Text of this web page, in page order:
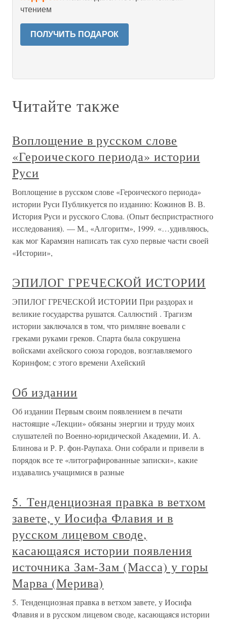
чтением
ПОЛУЧИТЬ ПОДАРОК
Читайте также
Воплощение в русском слове
«Героического периода» истории
Руси
Воплощение в русском слове «Героического периода»
истории Руси Публикуется по изданию: Кожинов В. В.
История Руси и русского Слова. (Опыт беспристрастного
исследования). — М., «Алгоритм», 1999. «…удивляюсь,
как мог Карамзин написать так сухо первые части своей
«Истории»,
ЭПИЛОГ ГРЕЧЕСКОЙ ИСТОРИИ
ЭПИЛОГ ГРЕЧЕСКОЙ ИСТОРИИ При раздорах и
великие государства рушатся. Саллюстий . Трагизм
истории заключался в том, что римляне воевали с
греками руками греков. Спарта была сокрушена
войсками ахейского союза городов, возглавляемого
Коринфом; с этого времени Ахейский
Об издании
Об издании Первым своим появлением в печати
настоящие «Лекции» обязаны энергии и труду моих
слушателей по Военно-юридической Академии, И. А.
Блинова и Р. Р. фон-Раупаха. Они собрали и привели в
порядок все те «литографированные записки», какие
издавались учащимися в разные
5. Тенденциозная правка в ветхом
завете, у Иосифа Флавия и в
русском лицевом своде,
касающаяся истории появления
источника Зам-Зам (Масса) у горы
Марва (Мерива)
5. Тенденциозная правка в ветхом завете, у Иосифа
Флавия и в русском лицевом своде, касающаяся истории